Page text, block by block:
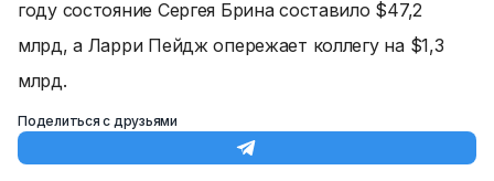
году состояние Сергея Брина составило $47,2
млрд, а Ларри Пейдж опережает коллегу на $1,3
млрд.
Поделиться с друзьями